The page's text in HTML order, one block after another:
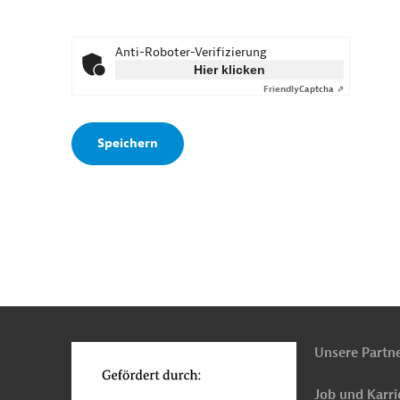
Anti-Roboter-Verifizierung
Hier klicken
FriendlyCaptcha ⇗
Unsere
Job und